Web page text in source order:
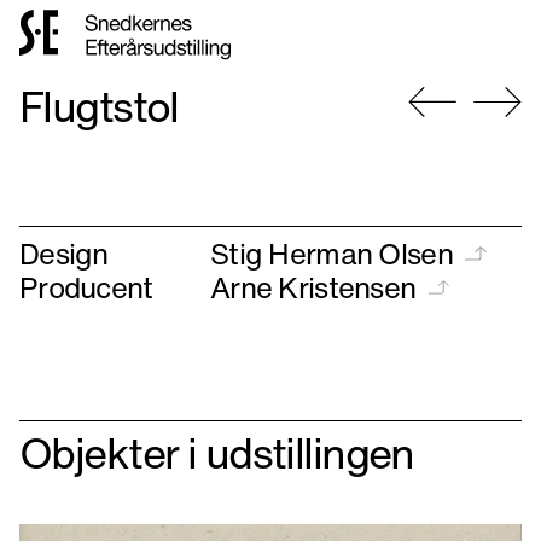
til
forsiden
Flugtstol
Design Stig Herman Olsen
Producent Arne Kristensen
Objekter i udstillingen